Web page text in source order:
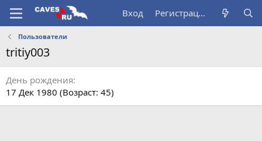
Вход Регистрация
Пользователи
tritiy003
День рождения
17 Дек 1980 (Возраст: 45)